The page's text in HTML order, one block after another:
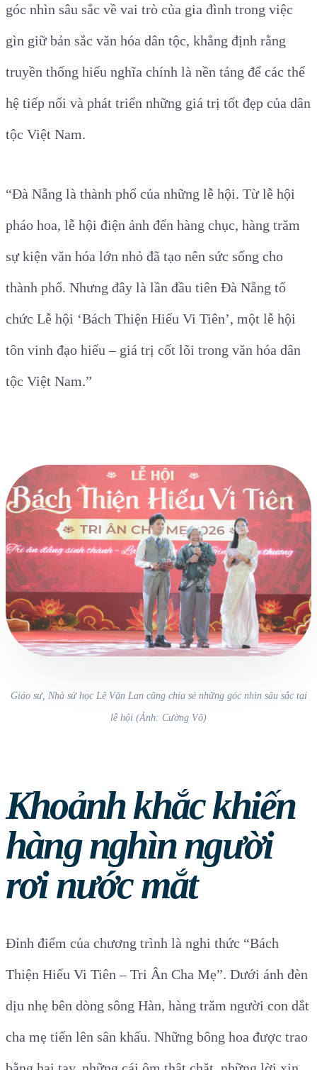
góc nhìn sâu sắc về vai trò của gia đình trong việc
gìn giữ bản sắc văn hóa dân tộc, khẳng định rằng
truyền thống hiếu nghĩa chính là nền tảng để các thế
hệ tiếp nối và phát triển những giá trị tốt đẹp của dân
tộc Việt Nam.
“Đà Nẵng là thành phố của những lễ hội. Từ lễ hội
pháo hoa, lễ hội điện ảnh đến hàng chục, hàng trăm
sự kiện văn hóa lớn nhỏ đã tạo nên sức sống cho
thành phố. Nhưng đây là lần đầu tiên Đà Nẵng tổ
chức Lễ hội ‘Bách Thiện Hiếu Vi Tiên’, một lễ hội
tôn vinh đạo hiếu – giá trị cốt lõi trong văn hóa dân
tộc Việt Nam.”
Giáo sư, Nhà sử học Lê Văn Lan cũng chia sẻ những góc nhìn sâu sắc tại
lễ hội (Ảnh: Cường Võ)
Khoảnh khắc khiến
hàng nghìn người
rơi nước mắt
Đỉnh điểm của chương trình là nghi thức “Bách
Thiện Hiếu Vi Tiên – Tri Ân Cha Mẹ”. Dưới ánh đèn
dịu nhẹ bên dòng sông Hàn, hàng trăm người con dắt
cha mẹ tiến lên sân khấu. Những bông hoa được trao